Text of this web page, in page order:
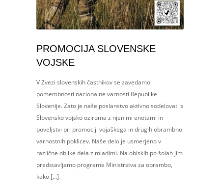
PROMOCIJA SLOVENSKE
VOJSKE
V Zvezi slovenskih častnikov se zavedamo
pomembnosti nacionalne varnosti Republike
Slovenije. Zato je naše poslanstvo aktivno sodelovati s
Slovensko vojsko oziroma z njenimi enotami in
poveljstvi pri promociji vojaškega in drugih obrambno
varnostnih poklicev. Naše delo je usmerjeno v
različne oblike dela z mladimi. Na obiskih po šolah jim
predstavljamo programe Ministrstva za obrambo,
kako […]